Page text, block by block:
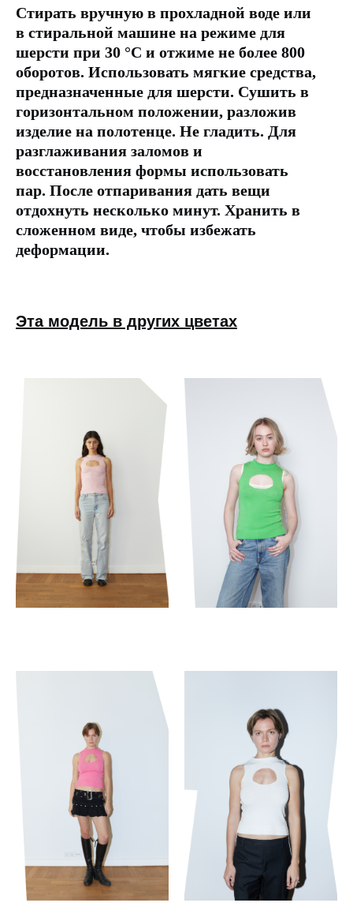
Стирать вручную в прохладной воде или
в стиральной машине на режиме для
шерсти при 30 °C и отжиме не более 800
оборотов. Использовать мягкие средства,
предназначенные для шерсти. Сушить в
горизонтальном положении, разложив
изделие на полотенце. Не гладить. Для
разглаживания заломов и
восстановления формы использовать
пар. После отпаривания дать вещи
отдохнуть несколько минут. Хранить в
сложенном виде, чтобы избежать
деформации.
Эта модель в других цветах